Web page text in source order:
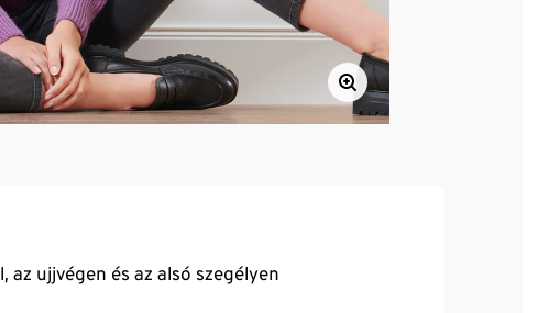
ujjvégen és az alsó szegélyen